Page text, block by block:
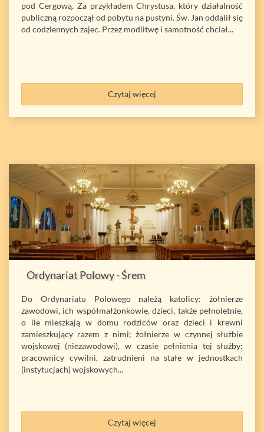
pod Cergową. Za przykładem Chrystusa, który działalność
publiczną rozpoczął od pobytu na pustyni. Św. Jan oddalił się
od codziennych zajec. Przez modlitwę i samotność chciał...
Czytaj więcej
Ordynariat Polowy - Śrem
Do Ordynariatu Polowego należą katolicy: żołnierze
zawodowi, ich współmałżonkowie, dzieci, także pełnoletnie,
o ile mieszkają w domu rodziców oraz dzieci i krewni
zamieszkujący razem z nimi; żołnierze w czynnej służbie
wojskowej (niezawodowi), w czasie pełnienia tej służby;
pracownicy cywilni, zatrudnieni na stałe w jednostkach
(instytucjach) wojskowych...
Czytaj więcej